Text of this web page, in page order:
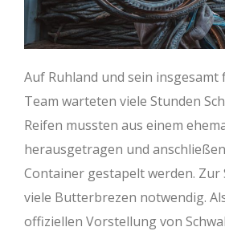
Auf Ruhland und sein
Team warteten viele Stunden
Reifen mussten aus einem
herausgetragen und
Container gestapelt werden.
viele Butterbrezen notwendig.
offiziellen Vorstellung von